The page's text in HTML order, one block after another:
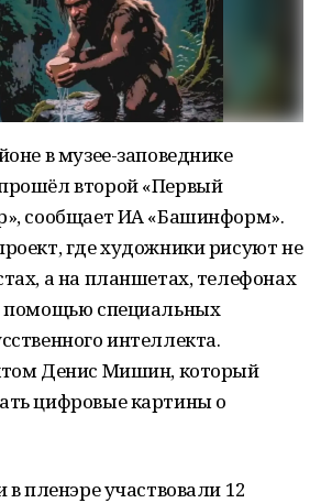
в музее-заповеднике
второй «Первый
сообщает ИА «Башинформ».
где художники рисуют не
а на планшетах, телефонах
помощью специальных
интеллекта.
Денис Мишин, который
цифровые картины о
в пленэре участвовали 12